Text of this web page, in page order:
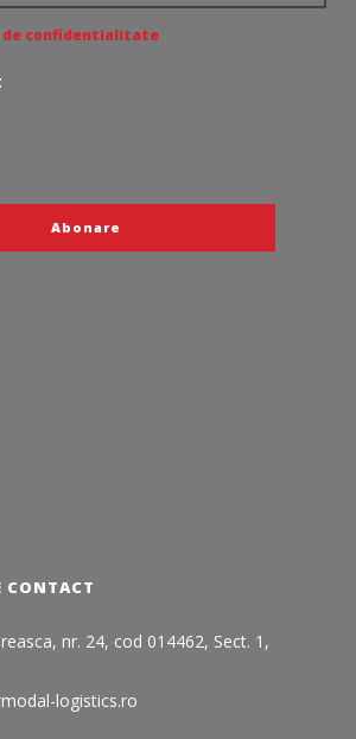
de confidentialitate
nr. 24, cod 014462, Sect. 1,
logistics.ro